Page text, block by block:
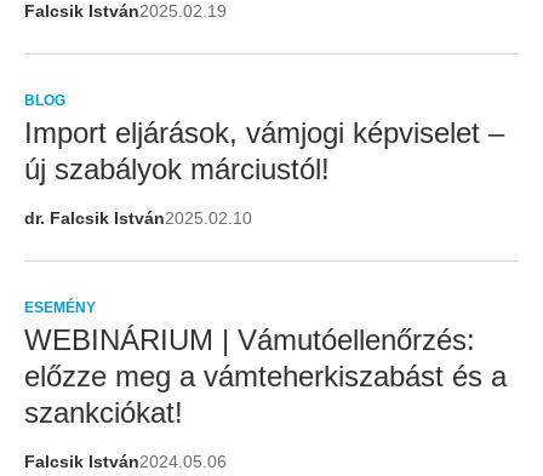
Falcsik István2025.02.19
BLOG
Import eljárások, vámjogi képviselet –
új szabályok márciustól!
dr. Falcsik István2025.02.10
ESEMÉNY
WEBINÁRIUM | Vámutóellenőrzés:
előzze meg a vámteherkiszabást és a
szankciókat!
Falcsik István2024.05.06